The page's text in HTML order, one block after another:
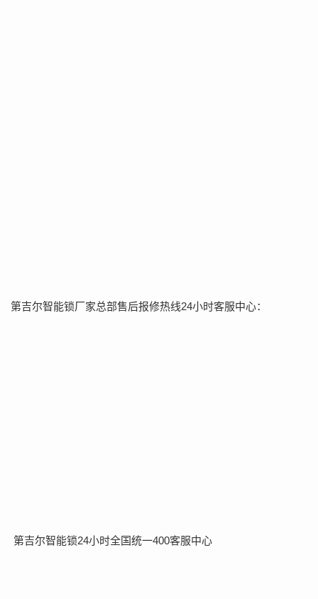
第吉尔智能锁厂家总部售后报修热线24小时客服中心：
第吉尔智能锁24小时全国统一400客服中心